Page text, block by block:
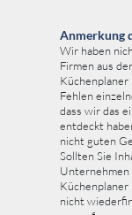
Anmerkung
Wir haben
Firmen aus
Küchenplaner
Fehlen
dass wir das
entdeckt
nicht guten
Sollten Sie
Unternehmen
Küchenplaner
nicht